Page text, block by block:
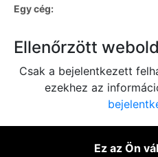
Egy cég:
Ellenőrzött
Csak a bejelentkezett
ezekhez az
Ez az Ön